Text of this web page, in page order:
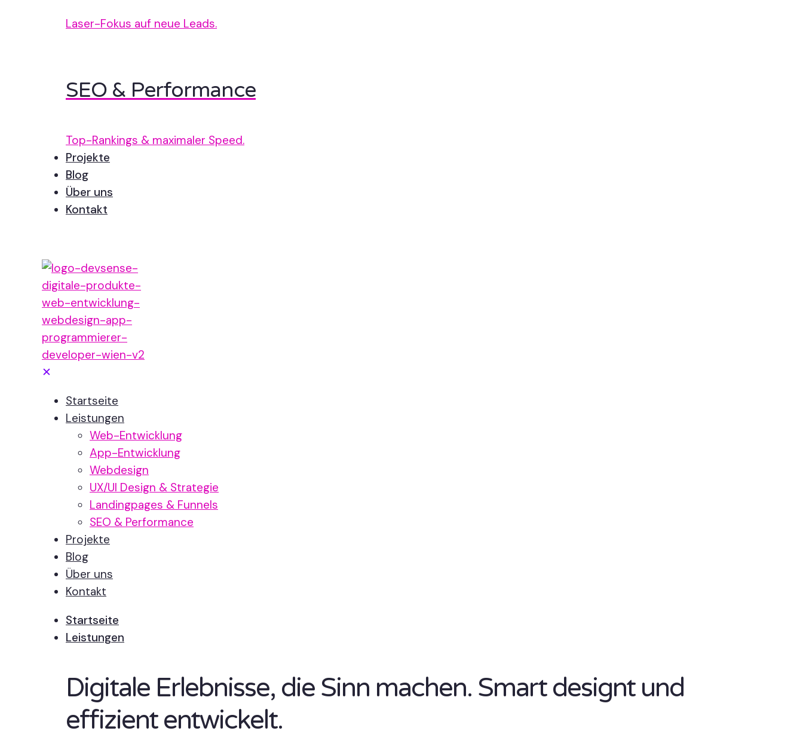
Laser-Fokus auf neue Leads.
SEO & Performance
Top-Rankings & maximaler Speed.
Projekte
Blog
Über uns
Kontakt
✕
Startseite
Leistungen
Web-Entwicklung
App-Entwicklung
Webdesign
UX/UI Design & Strategie
Landingpages & Funnels
SEO & Performance
Projekte
Blog
Über uns
Kontakt
Startseite
Leistungen
Digitale Erlebnisse, die Sinn machen. Smart designt und
effizient entwickelt.